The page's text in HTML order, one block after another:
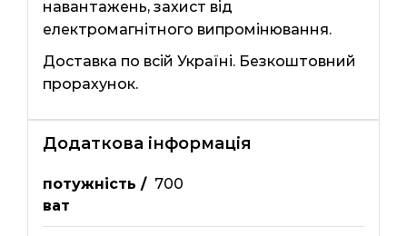
навантажень, захист від
електромагнітного випромінювання.
Доставка по всій Україні. Безкоштовний
прорахунок.
Додаткова інформація
потужність /
ват
700